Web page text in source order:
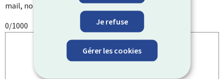
Je refuse
Gérer les cookies
mail, nom, numéro de téléphone, etc.
0/1000